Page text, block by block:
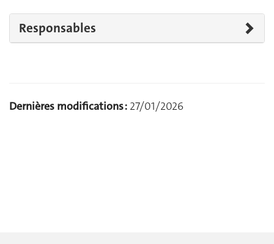
Responsables
Dernières modifications : 27/01/2026